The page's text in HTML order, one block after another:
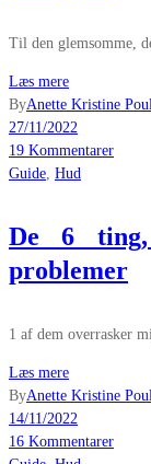
Til den glemsomme,
Læs mere
ByAnette Kristine
27/11/2022
19 Kommentarer
Guide Hud
De 6
problemer
1 af dem overrasker
Læs mere
ByAnette Kristine
14/11/2022
16 Kommentarer